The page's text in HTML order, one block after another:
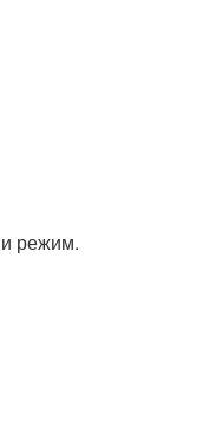
режим.